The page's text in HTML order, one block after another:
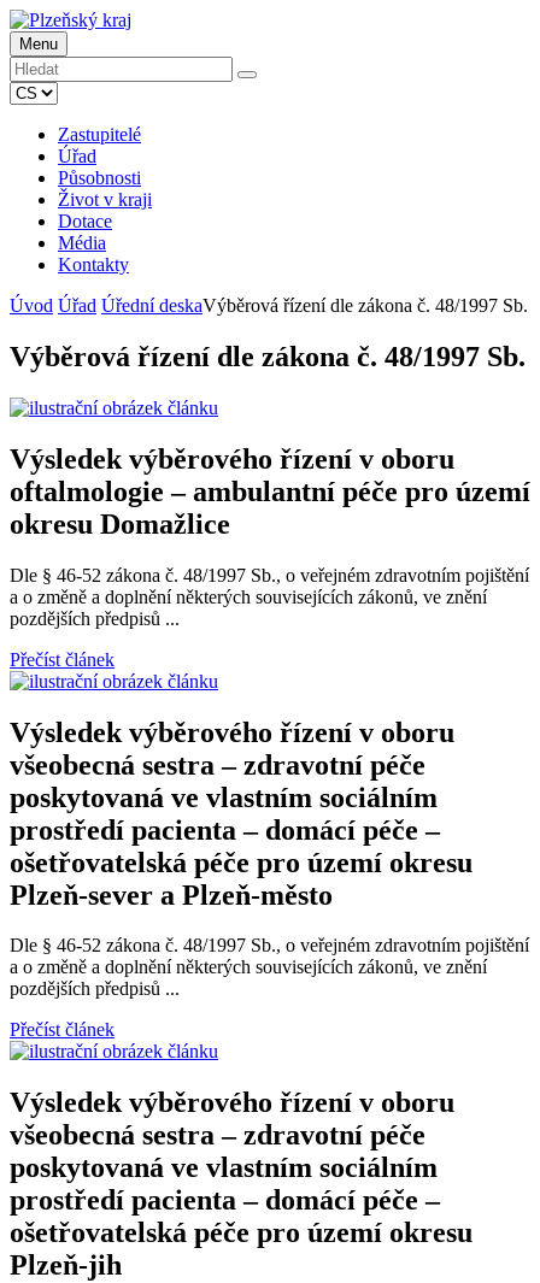
Menu
Zastupitelé
Úřad
Působnosti
Život v kraji
Dotace
Média
Kontakty
Úvod Úřad Úřední deskaVýběrová řízení dle zákona č. 48/1997 Sb.
Výběrová řízení dle zákona č. 48/1997 Sb.
Výsledek výběrového řízení v oboru
oftalmologie – ambulantní péče pro území
okresu Domažlice
Dle § 46-52 zákona č. 48/1997 Sb., o veřejném zdravotním pojištění
a o změně a doplnění některých souvisejících zákonů, ve znění
pozdějších předpisů ...
Přečíst článek
Výsledek výběrového řízení v oboru
všeobecná sestra – zdravotní péče
poskytovaná ve vlastním sociálním
prostředí pacienta – domácí péče –
ošetřovatelská péče pro území okresu
Plzeň-sever a Plzeň-město
Dle § 46-52 zákona č. 48/1997 Sb., o veřejném zdravotním pojištění
a o změně a doplnění některých souvisejících zákonů, ve znění
pozdějších předpisů ...
Přečíst článek
Výsledek výběrového řízení v oboru
všeobecná sestra – zdravotní péče
poskytovaná ve vlastním sociálním
prostředí pacienta – domácí péče –
ošetřovatelská péče pro území okresu
Plzeň-jih